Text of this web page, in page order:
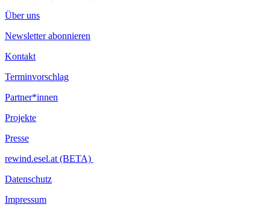
Über uns
Newsletter abonnieren
Kontakt
Terminvorschlag
Partner*innen
Projekte
Presse
rewind.esel.at (BETA)
Datenschutz
Impressum